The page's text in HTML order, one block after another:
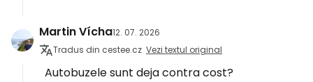
Martin Vícha12. 07. 2026
Tradus din cestee.cz Vezi textul original
Autobuzele sunt deja contra cost?